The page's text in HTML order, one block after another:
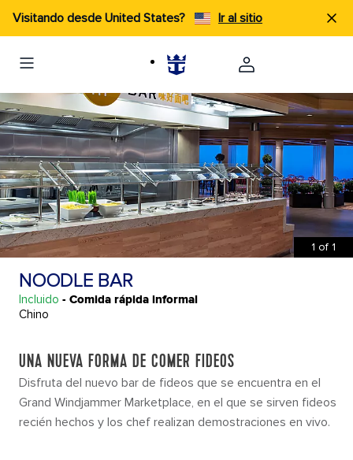
Visitando desde United States? Ir al sitio
1 of 1
NOODLE BAR
Incluido - Comida rápida informal
Chino
UNA NUEVA FORMA DE COMER FIDEOS
Disfruta del nuevo bar de fideos que se encuentra en el
Grand Windjammer Marketplace, en el que se sirven fideos
recién hechos y los chef realizan demostraciones en vivo.